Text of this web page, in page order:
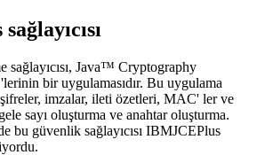
sağlayıcısı, Java™ Cryptography
bir uygulamasıdır. Bu uygulama
imzalar, ileti özetleri, MAC' ler ve
sayı oluşturma ve anahtar oluşturma.
bu güvenlik sağlayıcısı IBMJCEPlus